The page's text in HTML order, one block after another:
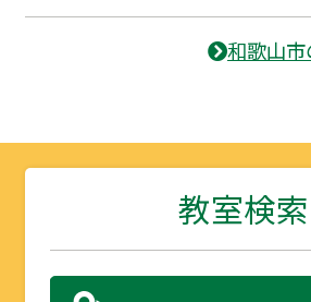
和歌山
教室検索